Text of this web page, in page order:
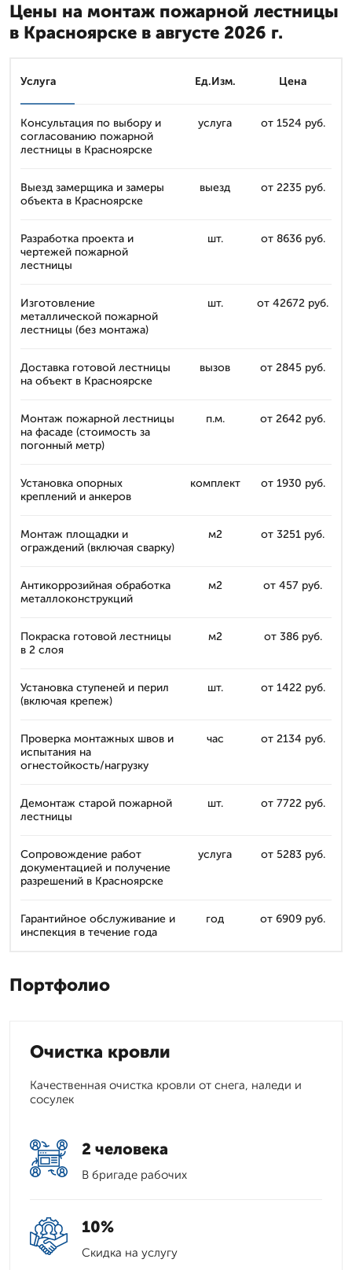
Цены на монтаж пожарной лестницы
в Красноярске в августе 2026 г.
Услуга Ед.Изм. Цена
Консультация по выбору и
согласованию пожарной
лестницы в Красноярске
услуга от 1524 руб.
Выезд замерщика и замеры
объекта в Красноярске
выезд от 2235 руб.
Разработка проекта и
чертежей пожарной
лестницы
шт. от 8636 руб.
Изготовление
металлической пожарной
лестницы (без монтажа)
шт. от 42672 руб.
Доставка готовой лестницы
на объект в Красноярске
вызов от 2845 руб.
Монтаж пожарной лестницы
на фасаде (стоимость за
погонный метр)
п.м. от 2642 руб.
Установка опорных
креплений и анкеров
комплект от 1930 руб.
Монтаж площадки и
ограждений (включая сварку)
м2 от 3251 руб.
Антикоррозийная обработка
металлоконструкций
м2 от 457 руб.
Покраска готовой лестницы
в 2 слоя
м2 от 386 руб.
Установка ступеней и перил
(включая крепеж)
шт. от 1422 руб.
Проверка монтажных швов и
испытания на
огнестойкость/нагрузку
час от 2134 руб.
Демонтаж старой пожарной
лестницы
шт. от 7722 руб.
Сопровождение работ
документацией и получение
разрешений в Красноярске
услуга от 5283 руб.
Гарантийное обслуживание и
инспекция в течение года
год от 6909 руб.
Портфолио
Очистка кровли
Качественная очистка кровли от снега, наледи и
сосулек
2 человека
В бригаде рабочих
10%
Скидка на услугу